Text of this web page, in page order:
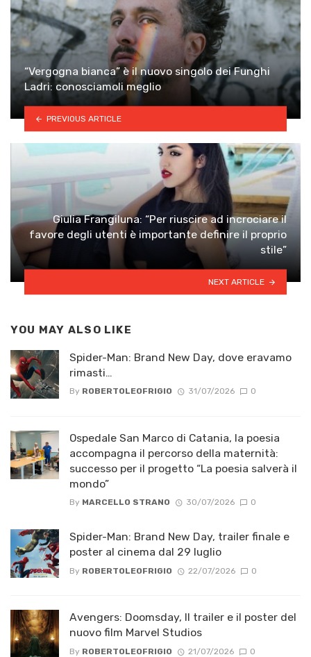
“Vergogna bianca” è il nuovo singolo dei Funghi
Ladri: conosciamoli meglio
PREVIOUS ARTICLE
Giulia Frangiluna: “Per riuscire ad incrociare il
favore degli utenti è importante definire il proprio
stile”
NEXT ARTICLE
YOU MAY ALSO LIKE
Spider-Man: Brand New Day, dove eravamo
rimasti…
By ROBERTOLEOFRIGIO 31/07/2026 0
Ospedale San Marco di Catania, la poesia
accompagna il percorso della maternità:
successo per il progetto “La poesia salverà il
mondo”
By MARCELLO STRANO 30/07/2026 0
Spider-Man: Brand New Day, trailer finale e
poster al cinema dal 29 luglio
By ROBERTOLEOFRIGIO 22/07/2026 0
Avengers: Doomsday, Il trailer e il poster del
nuovo film Marvel Studios
By ROBERTOLEOFRIGIO 21/07/2026 0